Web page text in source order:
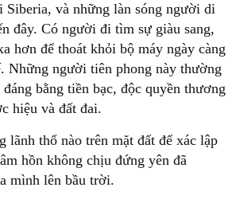
Siberia, và những làn sóng người di
đây. Có người đi tìm sự giàu sang,
hơn để thoát khỏi bộ máy ngày càng
Những người tiên phong này thường
bằng tiền bạc, độc quyền thương
hiệu và đất đai.
lãnh thổ nào trên mặt đất để xác lập
hồn không chịu đứng yên đã
mình lên bầu trời.